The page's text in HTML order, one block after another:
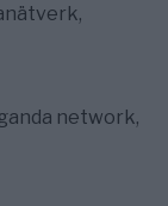
network,